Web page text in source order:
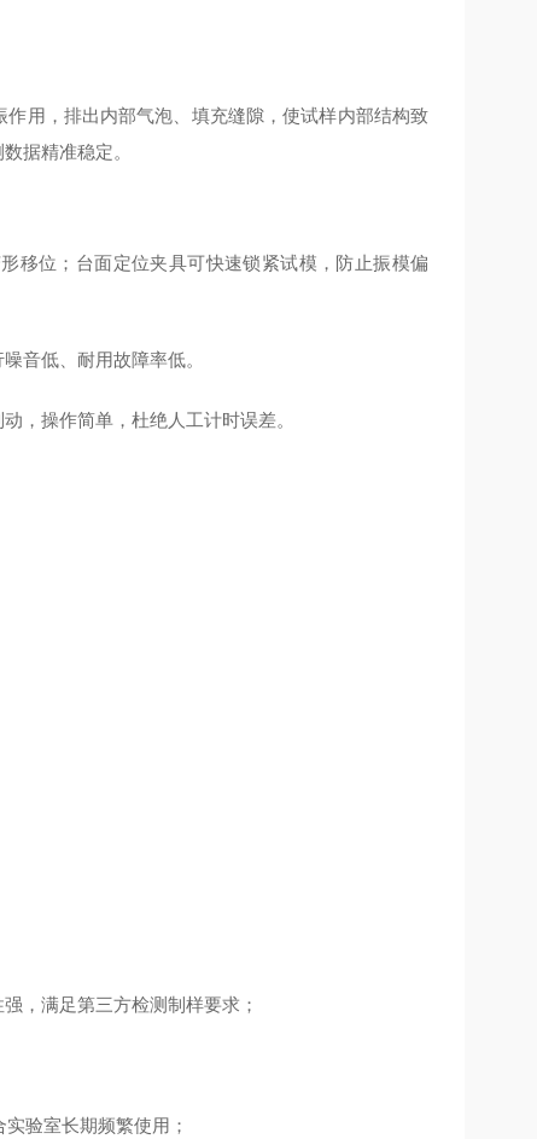
用，排出内部气泡、填充缝隙，使试样内部结构致
据精准稳定。
移位；台面定位夹具可快速锁紧试模，防止振模偏
音低、耐用故障率低。
，操作简单，杜绝人工计时误差。
，满足第三方检测制样要求；
验室长期频繁使用；